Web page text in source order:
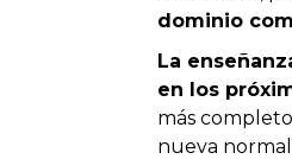
dominio
La
en los
más
nueva